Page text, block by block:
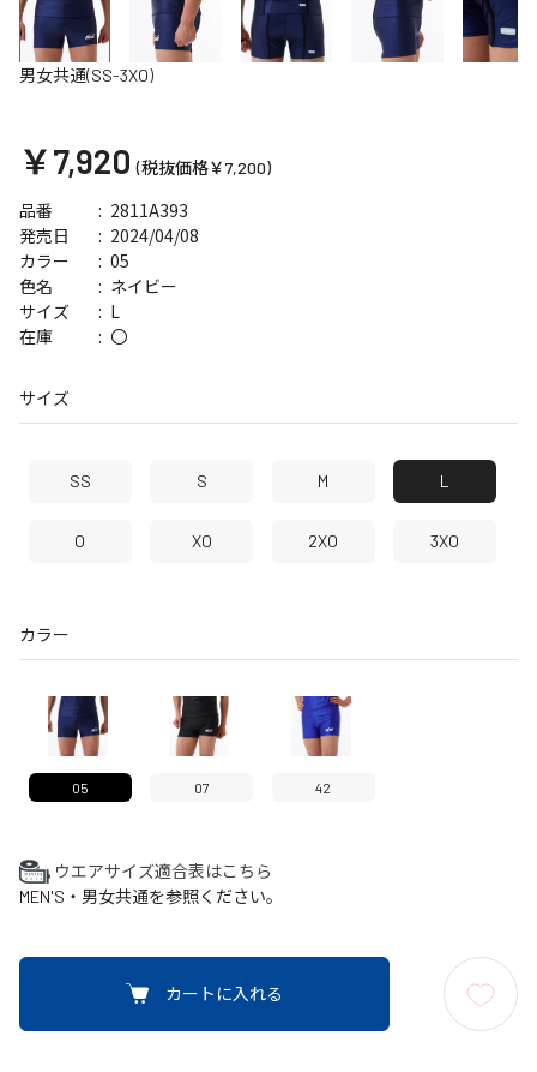
男女共通(SS-3XO)
￥7,920 (税抜価格￥7,200)
品番 2811A393
発売日 2024/04/08
サイズ L
カラー 05
在庫 〇
色名 ネイビー
サイズ
SS S M L
O XO 2XO 3XO
カラー
05 07 42
ウエアサイズ適合表はこちら
MEN'S・男女共通を参照ください。
カートに入れる